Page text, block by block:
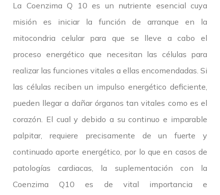
La Coenzima Q 10 es un nutriente esencial cuya
misión es iniciar la función de arranque en la
mitocondria celular para que se lleve a cabo el
proceso energético que necesitan las células para
realizar las funciones vitales a ellas encomendadas. Si
las células reciben un impulso energético deficiente,
pueden llegar a dañar órganos tan vitales como es el
corazón. El cual y debido a su continuo e imparable
palpitar, requiere precisamente de un fuerte y
continuado aporte energético, por lo que en casos de
patologías cardiacas, la suplementación con la
Coenzima Q10 es de vital importancia e